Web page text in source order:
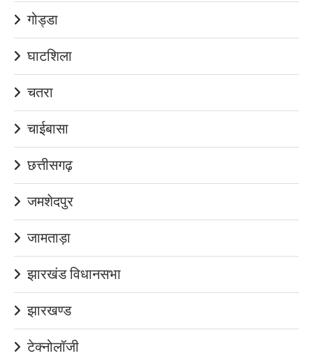
गोड्डा
घाटशिला
चतरा
चाईबासा
छत्तीसगढ़
जमशेदपुर
जामताड़ा
झारखंड विधानसभा
झारखण्ड
टेक्नोलॉजी